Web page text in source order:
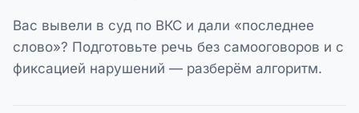
Вас вывели в суд по ВКС и дали «последнее
слово»? Подготовьте речь без самооговоров и с
фиксацией нарушений — разберём алгоритм.